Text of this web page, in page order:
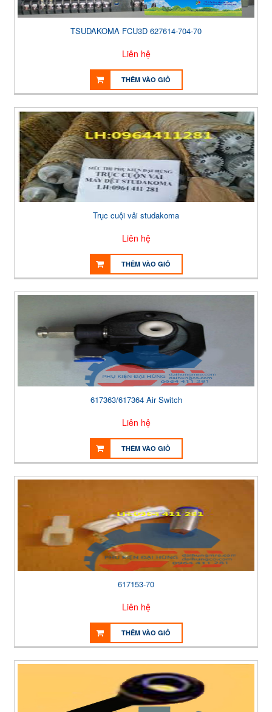
TSUDAKOMA FCU3D 627614-704-70
Liên hệ
THÊM VÀO GIỎ
Trục cuội vải studakoma
Liên hệ
THÊM VÀO GIỎ
617363/617364 Air Switch
Liên hệ
THÊM VÀO GIỎ
617153-70
Liên hệ
THÊM VÀO GIỎ